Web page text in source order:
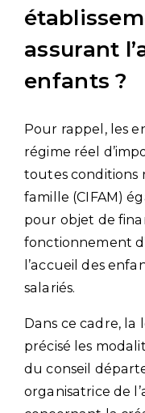
assurant
enfants ?
Pour rappel, les
régime réel
toutes conditions
famille (CIFAM)
pour objet de
fonctionnement
l’accueil des
salariés.
Dans ce cadre, la
précisé les
du conseil
organisatrice de